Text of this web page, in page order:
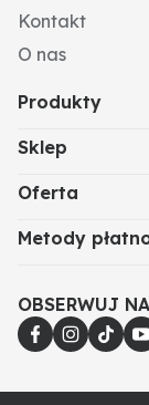
Kontakt
O nas
Produkty
Sklep
Oferta
Metody
OBSERWUJ